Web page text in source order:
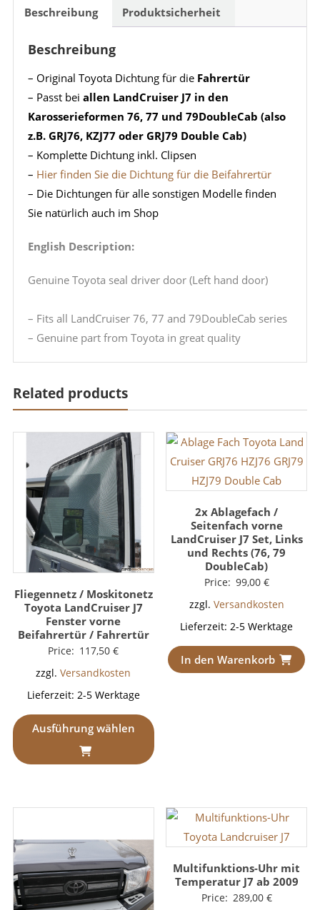
DoubleCab
Beschreibung Produktsicherheit
Beschreibung
– Original Toyota Dichtung für die Fahrertür
– Passt bei allen LandCruiser J7 in den
Karosserieformen 76, 77 und 79DoubleCab (also
z.B. GRJ76, KZJ77 oder GRJ79 Double Cab)
– Komplette Dichtung inkl. Clipsen
– Hier finden Sie die Dichtung für die Beifahrertür
– Die Dichtungen für alle sonstigen Modelle finden
Sie natürlich auch im Shop
English Description:
Genuine Toyota seal driver door (Left hand door)
– Fits all LandCruiser 76, 77 and 79DoubleCab series
– Genuine part from Toyota in great quality
Related products
Fliegennetz / Moskitonetz
Toyota LandCruiser J7
Fenster vorne
Beifahrertür / Fahrertür
Price: 117,50€
zzgl.Versandkosten
Lieferzeit: 2-5 Werktage
Ausführung wählen
2x Ablagefach /
Seitenfach vorne
LandCruiser J7 Set, Links
und Rechts (76, 79
DoubleCab)
Price: 99,00 €
zzgl. Versandkosten
Lieferzeit:2-5 Werktage
In den Warenkorb
Multifunktions-Uhr mit
Temperatur J7 ab 2009
Price: 289,00 €